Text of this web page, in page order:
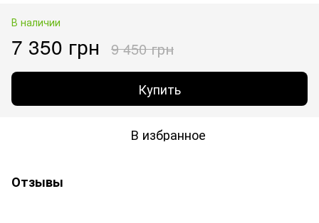
В наличии
7 350 грн 9 450 грн
Купить
В избранное
Отзывы